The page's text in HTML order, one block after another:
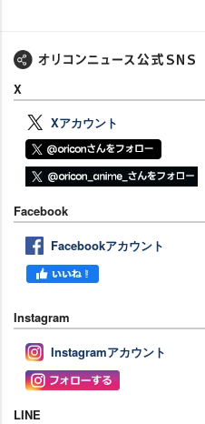
X
Xアカウント
Facebook
Facebookアカウント
Instagram
Instagramアカウント
LINE